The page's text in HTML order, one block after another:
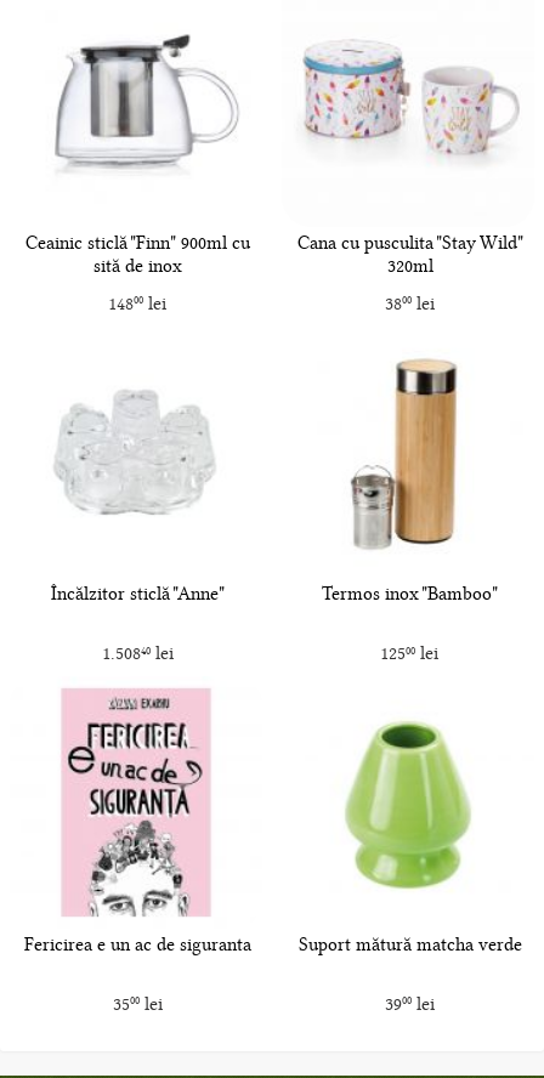
Ceainic sticlă "Finn" 900ml cu
sită de inox
14800 lei
Cana cu pusculita "Stay Wild"
320ml
3800lei
Încălzitor sticlă "Anne"
1.50840lei
Termos inox "Bamboo"
12500 lei
Fericirea e un ac de siguranta
3500lei
Suport mătură matcha verde
3900lei